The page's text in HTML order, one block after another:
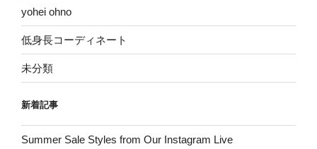
yohei ohno
低身長コーディネート
未分類
新着記事
Summer Sale Styles from Our Instagram Live